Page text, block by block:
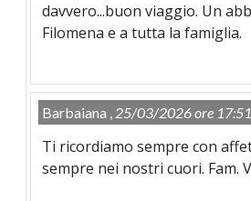
davvero...buon viaggio. Un
Filomena e a tutta la famiglia.
Barbaiana , 25/03/2026 ore 17:51
Ti ricordiamo sempre con
sempre nei nostri cuori. Fam.